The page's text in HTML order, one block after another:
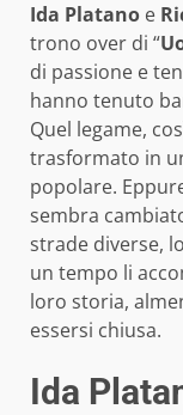
Ida Platano e
trono over di “
di passione e
hanno tenuto
Quel legame,
trasformato in
popolare.
sembra
strade diverse,
un tempo li
loro storia,
essersi chiusa.
Ida